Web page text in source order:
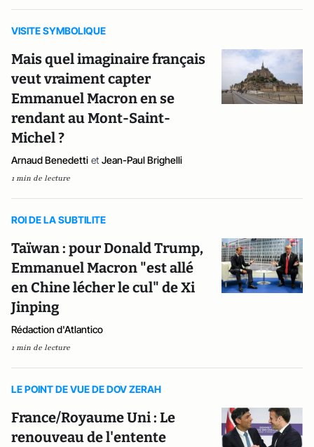
VISITE SYMBOLIQUE
Mais quel imaginaire français
veut vraiment capter
Emmanuel Macron en se
rendant au Mont-Saint-
Michel ?
Arnaud Benedetti et Jean-Paul Brighelli
1 min de lecture
ROI DE LA SUBTILITE
Taïwan : pour Donald Trump,
Emmanuel Macron "est allé
en Chine lécher le cul" de Xi
Jinping
Rédaction d'Atlantico
1 min de lecture
LE POINT DE VUE DE DOV ZERAH
France/Royaume Uni : Le
renouveau de l'entente